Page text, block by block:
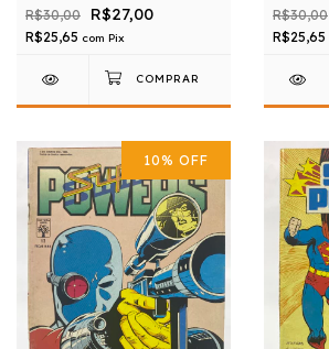
R$30,00 R$27,00
R$25,65 com Pix
R$30,00
R$25,65
10% OFF